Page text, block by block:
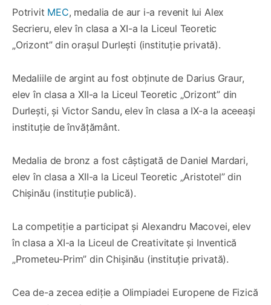
Potrivit MEC, medalia de aur i-a revenit lui Alex
Secrieru, elev în clasa a XI-a la Liceul Teoretic
„Orizont” din orașul Durlești (instituție privată).
Medaliile de argint au fost obținute de Darius Graur,
elev în clasa a XII-a la Liceul Teoretic „Orizont” din
Durlești, și Victor Sandu, elev în clasa a IX-a la aceeași
instituție de învățământ.
Medalia de bronz a fost câștigată de Daniel Mardari,
elev în clasa a XII-a la Liceul Teoretic „Aristotel” din
Chișinău (instituție publică).
La competiție a participat și Alexandru Macovei, elev
în clasa a XI-a la Liceul de Creativitate și Inventică
„Prometeu-Prim” din Chișinău (instituție privată).
Cea de-a zecea ediție a Olimpiadei Europene de Fizică